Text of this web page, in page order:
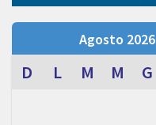
Agosto 2026
D L M M G